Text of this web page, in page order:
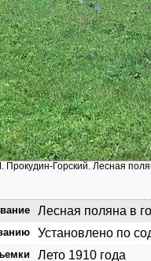
Прокудин-Горский. Лесная
Лесная поляна в
Установлено по
Лето 1910 года